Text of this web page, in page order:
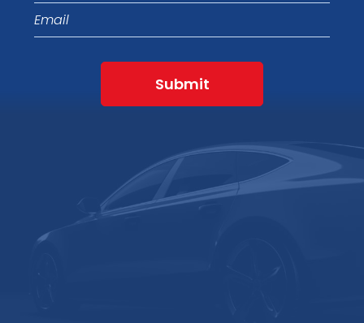
Email
Submit